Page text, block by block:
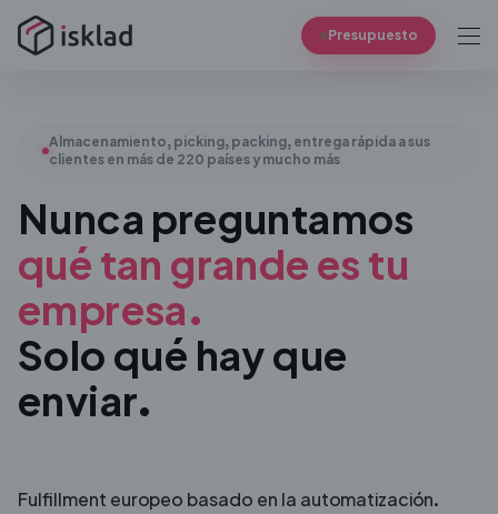
Presupuesto
Almacenamiento, picking, packing, entrega rápida a sus
clientes en más de 220 países y mucho más
Nunca preguntamos
qué tan grande es tu
empresa.
Solo qué hay que
enviar.
Fulfillment europeo basado en la automatización.